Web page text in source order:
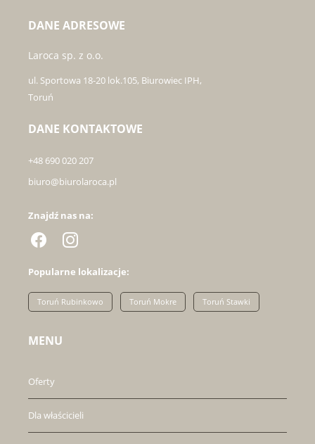
DANE ADRESOWE
Laroca sp. z o.o.
ul. Sportowa 18-20 lok.105, Biurowiec IPH,
Toruń
DANE KONTAKTOWE
+48 690 020 207
biuro@biurolaroca.pl
Znajdź nas na:
Popularne lokalizacje:
Toruń Rubinkowo Toruń Mokre Toruń Stawki
MENU
Oferty
Dla właścicieli